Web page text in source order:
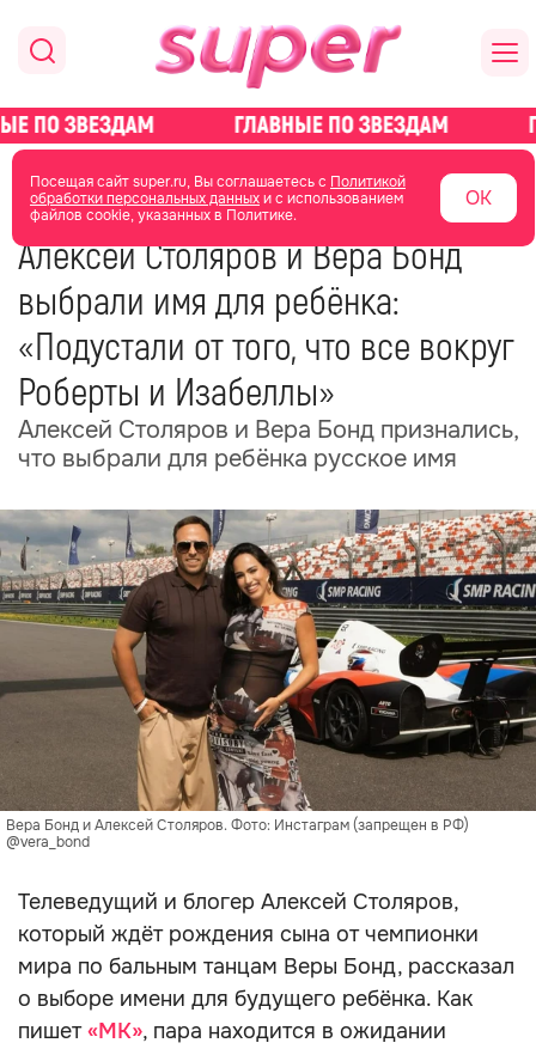
Посещая сайт super.ru, Вы соглашаетесь с Политикой
обработки персональных данныхи с использованием
файлов cookie, указанных в Политике.
ОК
главная новости о звездах новости
13 июня 14:38
Алексей Столяров и Вера Бонд
выбрали имя для ребёнка:
«Подустали от того, что все вокруг
Роберты и Изабеллы»
Алексей Столяров и Вера Бонд признались,
что выбрали для ребёнка русское имя
Вера Бонд и Алексей Столяров. Фото: Инстаграм (запрещен в РФ)
@vera_bond
Телеведущий и блогер Алексей Столяров,
который ждёт рождения сына от чемпионки
мира по бальным танцам Веры Бонд, рассказал
о выборе имени для будущего ребёнка. Как
пишет«МК», пара находится в ожидании